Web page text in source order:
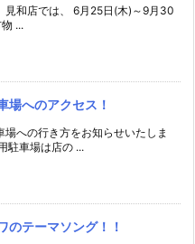
見和店では、 6月25日(木)～9月30
...
場へのアクセス！
場への行き方をお知らせいたしま
駐車場は店の ...
のテーマソング！！